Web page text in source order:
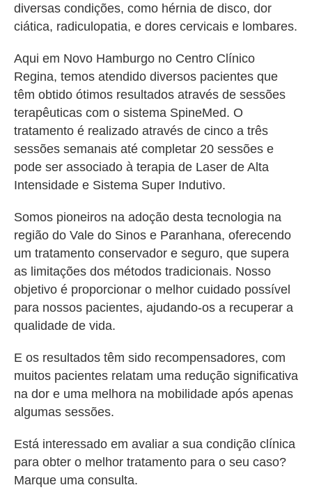
diversas condições, como hérnia de disco, dor
ciática, radiculopatia, e dores cervicais e lombares.
Aqui em Novo Hamburgo no Centro Clínico
Regina, temos atendido diversos pacientes que
têm obtido ótimos resultados através de sessões
terapêuticas com o sistema SpineMed. O
tratamento é realizado através de cinco a três
sessões semanais até completar 20 sessões e
pode ser associado à terapia de Laser de Alta
Intensidade e Sistema Super Indutivo.
Somos pioneiros na adoção desta tecnologia na
região do Vale do Sinos e Paranhana, oferecendo
um tratamento conservador e seguro, que supera
as limitações dos métodos tradicionais. Nosso
objetivo é proporcionar o melhor cuidado possível
para nossos pacientes, ajudando-os a recuperar a
qualidade de vida.
E os resultados têm sido recompensadores, com
muitos pacientes relatam uma redução significativa
na dor e uma melhora na mobilidade após apenas
algumas sessões.
Está interessado em avaliar a sua condição clínica
para obter o melhor tratamento para o seu caso?
Marque uma consulta.